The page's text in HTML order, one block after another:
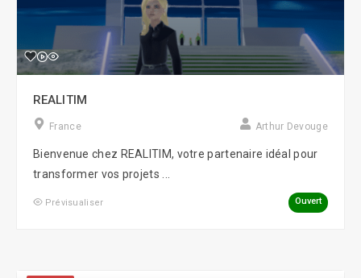
REALITIM
France Arthur Devouge
Bienvenue chez REALITIM, votre partenaire idéal pour
transformer vos projets ...
Prévisualiser Ouvert